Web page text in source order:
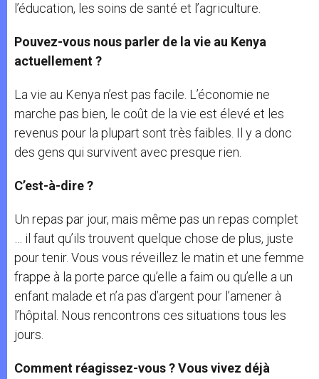
l’éducation, les soins de santé et l’agriculture.
Pouvez-vous nous parler de la vie au Kenya
actuellement ?
La vie au Kenya n’est pas facile. L’économie ne
marche pas bien, le coût de la vie est élevé et les
revenus pour la plupart sont très faibles. Il y a donc
des gens qui survivent avec presque rien.
C’est-à-dire ?
Un repas par jour, mais même pas un repas complet
… il faut qu’ils trouvent quelque chose de plus, juste
pour tenir. Vous vous réveillez le matin et une femme
frappe à la porte parce qu’elle a faim ou qu’elle a un
enfant malade et n’a pas d’argent pour l’amener à
l’hôpital. Nous rencontrons ces situations tous les
jours.
Comment réagissez-vous ? Vous vivez déjà